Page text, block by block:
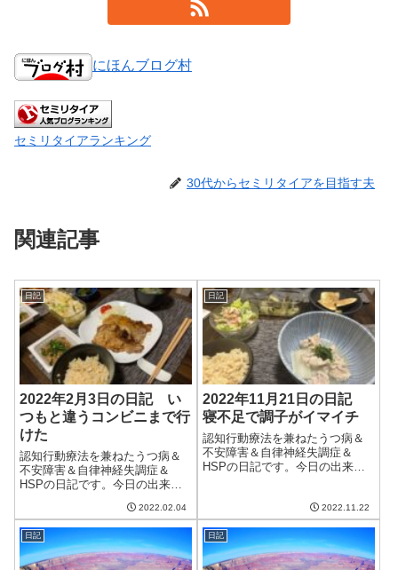
にほんブログ村
セミリタイアランキング
30代からセミリタイアを目指す夫
関連記事
日記
2022年2月3日の日記 い
つもと違うコンビニまで行
けた
認知行動療法を兼ねたうつ病＆
不安障害＆自律神経失調症＆
HSPの日記です。今日の出来事
く、日差しが暖かい一日だっ
た。散歩にもちょうど良かった
かな。ただ、来週の木曜は雪予
報らしい。ちょうどその日が診
2022.02.04
日記
2022年11月21日の日記
寝不足で調子がイマイチ
認知行動療法を兼ねたうつ病＆
不安障害＆自律神経失調症＆
HSPの日記です。今日の出来事
れにならなかった。やはり日が
ささないと空気が冷たい。もう
すぐ12月だし、そろそろ冬支度
をしないとだめ...
2022.11.22
日記 日記